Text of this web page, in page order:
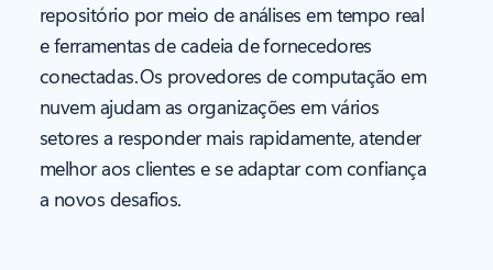
repositório por meio de análises em tempo real
e ferramentas de cadeia de fornecedores
conectadas. Os provedores de computação em
nuvem ajudam as organizações em vários
setores a responder mais rapidamente, atender
melhor aos clientes e se adaptar com confiança
a novos desafios.